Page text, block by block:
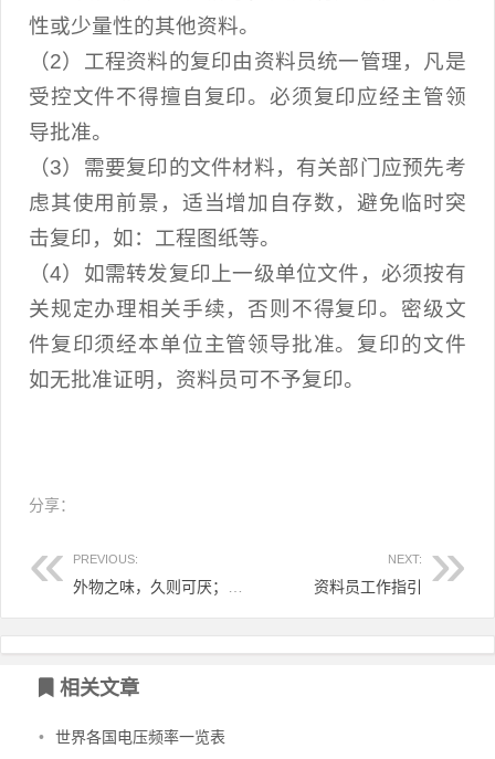
性或少量性的其他资料。
（2）工程资料的复印由资料员统一管理，凡是
受控文件不得擅自复印。必须复印应经主管领
导批准。
（3）需要复印的文件材料，有关部门应预先考
虑其使用前景，适当增加自存数，避免临时突
击复印，如：工程图纸等。
（4）如需转发复印上一级单位文件，必须按有
关规定办理相关手续，否则不得复印。密级文
件复印须经本单位主管领导批准。复印的文件
如无批准证明，资料员可不予复印。
分享：
PREVIOUS: NEXT:
资料员工作指引
相关文章
• 世界各国电压频率一览表